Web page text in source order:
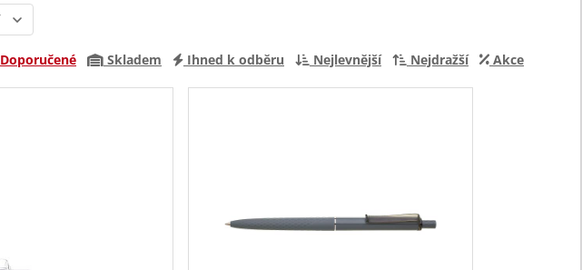
Doporučené Skladem Ihned k odběru Nejlevnější Nejdražší Akce